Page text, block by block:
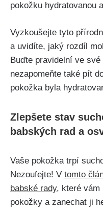
pokožku hydratovanou
Vyzkoušejte​ tyto
a uvidíte, jaký rozdíl⁢
‍Buďte⁣ pravidelní ve
nezapomeňte také pít
pokožka ⁤byla
Zlepšete stav
babských rad a
Vaše pokožka⁣ trpí
Nezoufejte! V tomto
babské rady, které vám
pokožky a zanechat ji